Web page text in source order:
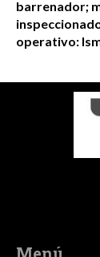
barrenador;
operativo: